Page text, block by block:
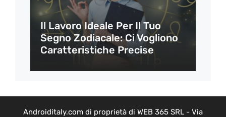
Il Lavoro Ideale Per Il Tuo
Segno Zodiacale: Ci Vogliono
Caratteristiche Precise
Androiditaly.com di proprietà di WEB 365 SRL - Via